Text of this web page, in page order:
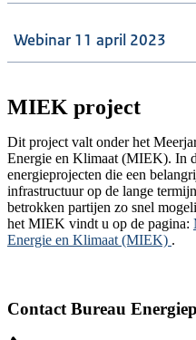
Webinar 11 april 2023
MIEK project
Dit project valt onder het
Energie en Klimaat (MIEK). In
energieprojecten die een
infrastructuur op de lange
betrokken partijen zo snel
het MIEK vindt u op de pagina:
Energie en Klimaat (MIEK) .
Contact Bureau